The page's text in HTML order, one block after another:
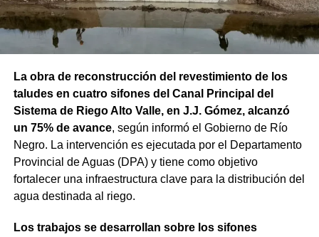
La obra de reconstrucción del revestimiento de los
taludes en cuatro sifones del Canal Principal del
Sistema de Riego Alto Valle, en J.J. Gómez, alcanzó
un 75% de avance, según informó el Gobierno de Río
Negro. La intervención es ejecutada por el Departamento
Provincial de Aguas (DPA) y tiene como objetivo
fortalecer una infraestructura clave para la distribución del
agua destinada al riego.
Los trabajos se desarrollan sobre los sifones